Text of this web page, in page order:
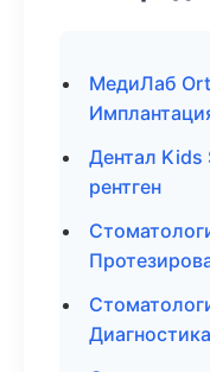
МедиЛаб
Дентал Kids
рентген